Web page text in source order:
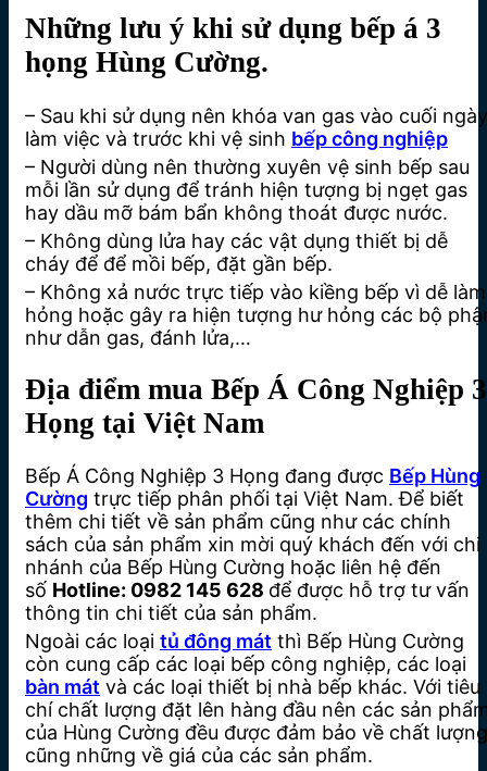
Những lưu ý khi sử dụng bếp á 3
họng Hùng Cường.
– Sau khi sử dụng nên khóa van gas vào cuối ngày
làm việc và trước khi vệ sinh bếp công nghiệp
– Người dùng nên thường xuyên vệ sinh bếp sau
mỗi lần sử dụng để tránh hiện tượng bị ngẹt gas
hay dầu mỡ bám bẩn không thoát được nước.
– Không dùng lửa hay các vật dụng thiết bị dễ
cháy để để mồi bếp, đặt gần bếp.
– Không xả nước trực tiếp vào kiềng bếp vì dễ làm
hỏng hoặc gây ra hiện tượng hư hỏng các bộ
như dẫn gas, đánh lửa,…
Địa điểm mua Bếp Á Công Nghiệp 3
Họng tại Việt Nam
Bếp Á Công Nghiệp 3 Họng đang được Bếp Hùng
Cường trực tiếp phân phối tại Việt Nam. Để biết
thêm chi tiết về sản phẩm cũng như các chính
sách của sản phẩm xin mời quý khách đến với chi
nhánh của Bếp Hùng Cường hoặc liên hệ đến
số Hotline: 0982 145 628 để được hỗ trợ tư vấn
thông tin chi tiết của sản phẩm.
Ngoài các loại tủ đông mát thì Bếp Hùng Cường
còn cung cấp các loại bếp công nghiệp, các loại
bàn mát và các loại thiết bị nhà bếp khác. Với tiêu
chí chất lượng đặt lên hàng đầu nên các sản
của Hùng Cường đều được đảm bảo về chất lượng
cũng những về giá của các sản phẩm.